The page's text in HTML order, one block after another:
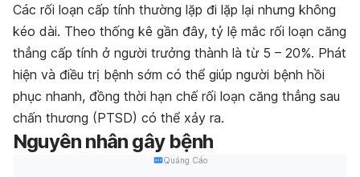
Các rối loạn cấp tính thường lặp đi lặp lại nhưng không
kéo dài. Theo thống kê gần đây, tỷ lệ mắc rối loạn căng
thẳng cấp tính ở người trưởng thành là từ 5 – 20%. Phát
hiện và điều trị bệnh sớm có thể giúp người bệnh hồi
phục nhanh, đồng thời hạn chế rối loạn căng thẳng sau
chấn thương (PTSD) có thể xảy ra.
Nguyên nhân gây bệnh
Quảng Cáo